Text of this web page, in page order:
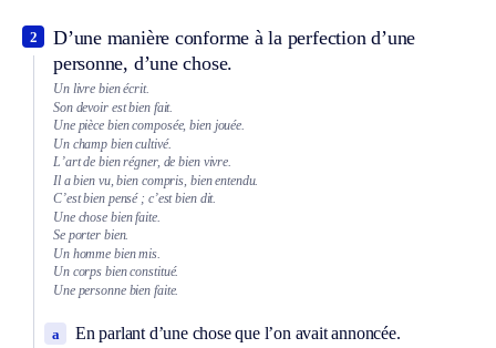
D’une manière conforme à la perfection d’une
personne, d’une chose.
2
Un livre bien écrit.
Son devoir est bien fait.
Une pièce bien composée, bien jouée.
Un champ bien cultivé.
L’art de bien régner, de bien vivre.
Il a bien vu, bien compris, bien entendu.
C’est bien pensé ; c’est bien dit.
Une chose bien faite.
Se porter bien.
Un homme bien mis.
Un corps bien constitué.
Une personne bien faite.
En parlant d’une chose que l’on avait annoncée.
a